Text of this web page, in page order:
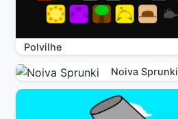
Polvilhe
Noiva Sprunki